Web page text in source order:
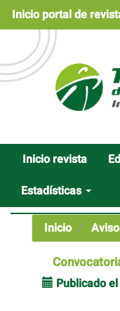
Navegación
principal
Contenido
principal
Barra
lateral
Inicio portal de
Inicio revista
Estadísticas
Inicio
Publicado